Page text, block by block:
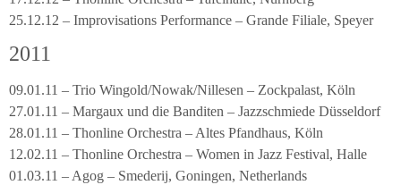
25.12.12 – Improvisations Performance – Grande Filiale, Speyer
2011
09.01.11 – Trio Wingold/Nowak/Nillesen – Zockpalast, Köln
27.01.11 – Margaux und die Banditen – Jazzschmiede Düsseldorf
28.01.11 – Thonline Orchestra – Altes Pfandhaus, Köln
12.02.11 – Thonline Orchestra – Women in Jazz Festival, Halle
01.03.11 – Agog – Smederij, Goningen, Netherlands